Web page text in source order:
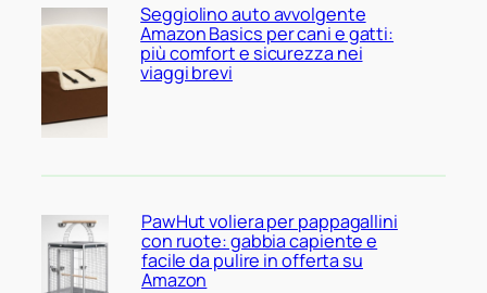
Seggiolino auto avvolgente
Amazon Basics per cani e gatti:
più comfort e sicurezza nei
viaggi brevi
PawHut voliera per pappagallini
con ruote: gabbia capiente e
facile da pulire in offerta su
Amazon